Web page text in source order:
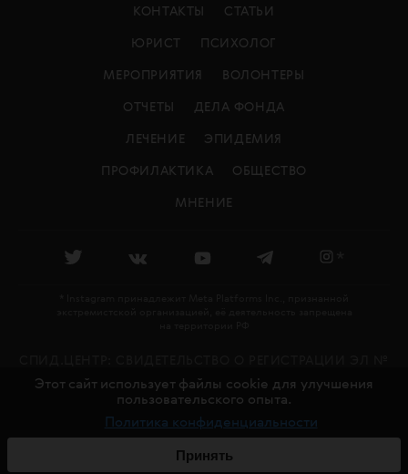
КОНТАКТЫ СТАТЬИ
ЮРИСТ ПСИХОЛОГ
МЕРОПРИЯТИЯ ВОЛОНТЕРЫ
ОТЧЕТЫ ДЕЛА ФОНДА
ЛЕЧЕНИЕ ЭПИДЕМИЯ
ПРОФИЛАКТИКА ОБЩЕСТВО
МНЕНИЕ
ФС 77 - 79478 ВЫДАНО РОСКОМНАДЗОРОМ 27.11.2020
18+
© СПИД.ЦЕНТР, 2016—2026 СДЕЛАНО ВCHARMER
Этот сайт использует файлы cookie для улучшения
пользовательского опыта.
Политика конфиденциальности
Принять